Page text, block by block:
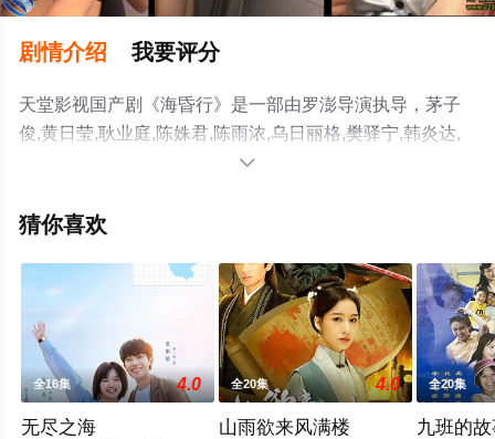
剧情介绍 我要评分
天堂影视国产剧《海昏行》是一部由罗澎导演执导，茅子
俊,黄日莹,耿业庭,陈姝君,陈雨浓,乌日丽格,樊驿宁,韩炎达,
王江一,宫珣等明星演员精彩演绎的大陆电视剧，大结局剧
视剧全集就上天堂电影网，更多相关信息可移步至豆瓣电

猜你喜欢
全16集 4.0
无尽之海
全20集 4.0
山雨欲来风满楼
全20集
九班的